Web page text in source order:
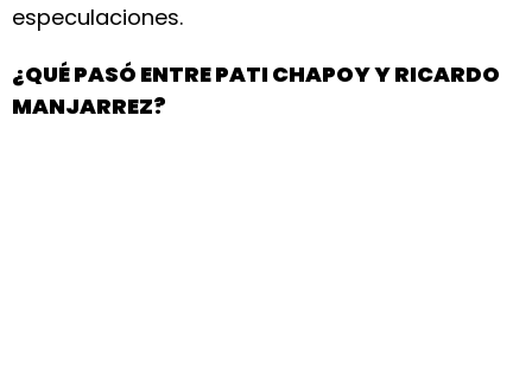
especulaciones.
¿QUÉ PASÓ ENTRE PATI CHAPOY Y RICARDO
MANJARREZ?